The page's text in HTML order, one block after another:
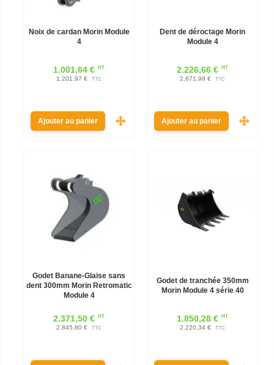
Noix de cardan Morin Module
4
1.001,64 € HT
1.201,97 € TTC
Ajouter au panier
Dent de déroctage Morin
Module 4
2.226,66 € HT
2.671,99 € TTC
Ajouter au panier
Godet Banane-Glaise sans
dent 300mm Morin Retromatic
Module 4
2.371,50 € HT
2.845,80 € TTC
Godet de tranchée 350mm
Morin Module 4 série 40
1.850,28 € HT
2.220,34 € TTC